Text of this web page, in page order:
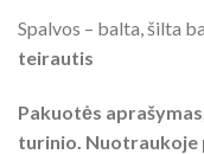
Spalvos – balta, šilta
teirautis
Pakuotės
turinio. Nuotraukoje